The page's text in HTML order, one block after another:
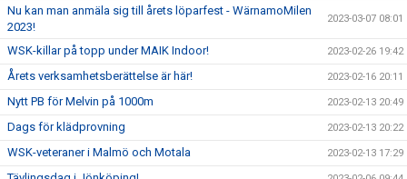
Nu kan man anmäla sig till årets löparfest - WärnamoMilen
2023!
2023-03-07 08:01
WSK-killar på topp under MAIK Indoor! 2023-02-26 19:42
Årets verksamhetsberättelse är här! 2023-02-16 20:11
Nytt PB för Melvin på 1000m 2023-02-13 20:49
Dags för klädprovning 2023-02-13 20:22
WSK-veteraner i Malmö och Motala 2023-02-13 17:29